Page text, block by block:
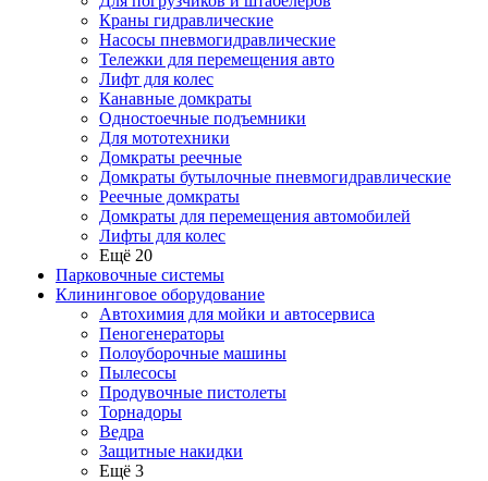
Краны гидравлические
Насосы пневмогидравлические
Тележки для перемещения авто
Лифт для колес
Канавные домкраты
Одностоечные подъемники
Для мототехники
Домкраты реечные
Домкраты бутылочные пневмогидравлические
Реечные домкраты
Домкраты для перемещения автомобилей
Лифты для колес
Ещё 20
Парковочные системы
Клининговое оборудование
Автохимия для мойки и автосервиса
Пеногенераторы
Полоуборочные машины
Пылесосы
Продувочные пистолеты
Торнадоры
Ведра
Защитные накидки
Ещё 3